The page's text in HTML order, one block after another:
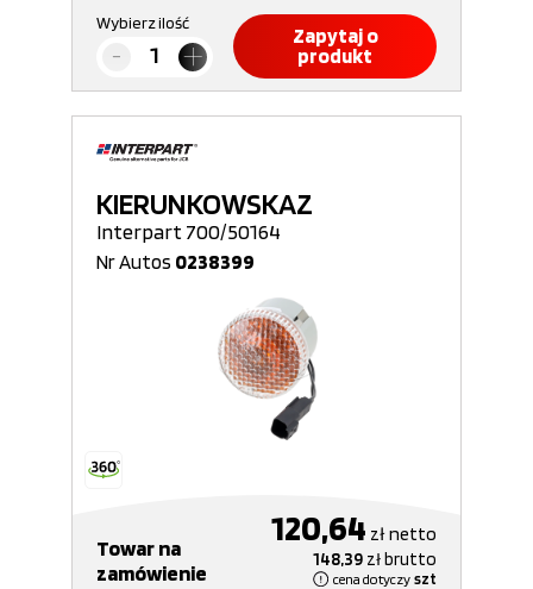
Wybierz ilość
Zapytaj o
produkt
KIERUNKOWSKAZ
Interpart 700/50164
Nr Autos 0238399
Towar na
zamówienie
120,64 złnetto
148,39 złbrutto
cena dotyczy szt